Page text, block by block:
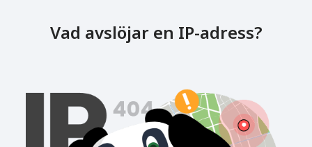
Vad avslöjar en IP-adress?